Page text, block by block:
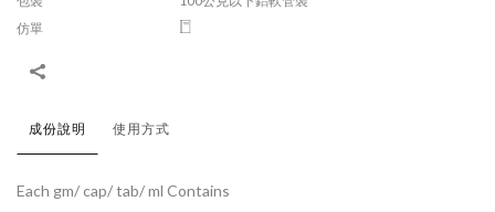
仿單
成份說明 使用方式
Each gm/ cap/ tab/ ml Contains